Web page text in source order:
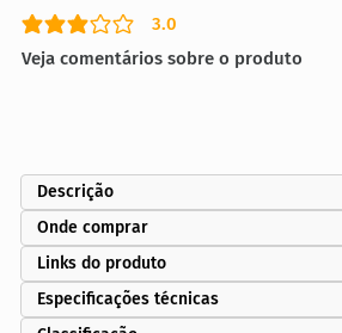
3.0
classificação média é 3 de 5
Veja comentários sobre o produto
Descrição
Onde comprar
Links do produto
Especificações técnicas